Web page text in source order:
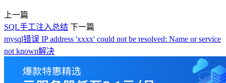
上一篇
SQL手工注入总结 下一篇
mysql错误 IP address 'xxxx' could not be resolved: Name or service
not known解决